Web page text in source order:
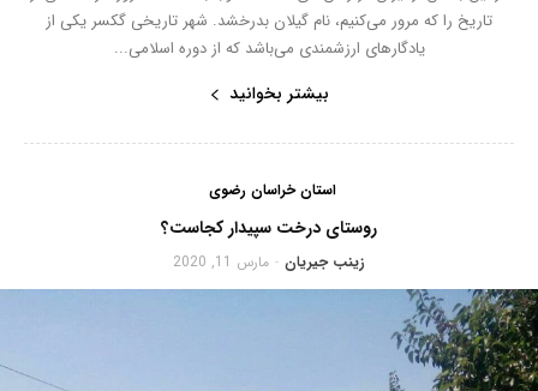
تاریخ را که مرور می‌کنیم، نام گیلان بدرخشد. شهر تاریخی گکسر یکی از
یادگارهای ارزشمندی می‌باشد که از دوره اسلامی...
بیشتر بخوانید
استان خراسان رضوی
روستای درخت سپیدار کجاست؟
زینب جیریان - مارس 11, 2020